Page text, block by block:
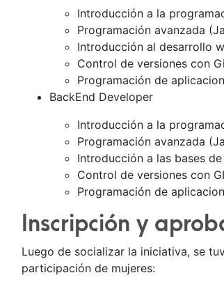
Introducción a la
Programación avanzada
Introducción al desarrollo
Control de versiones con
Programación de
BackEnd Developer
Introducción a la
Programación avanzada
Introducción a las bases
Control de versiones con
Programación de
Inscripción y
Luego de socializar la iniciativa, se
participación de mujeres: